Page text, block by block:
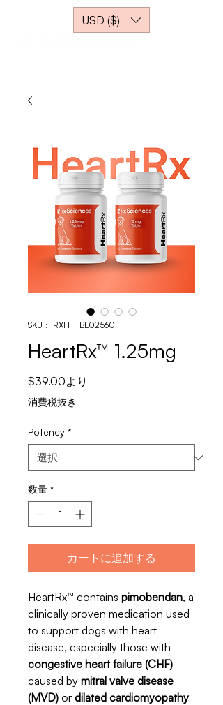
USD ($)
SKU： RXHTTBL02560
HeartRx™ 1.25mg
$39.00より
格
消費税抜き
Potency *
数量 *
カートに追加する
HeartRx™ contains pimobendan, a
clinically proven medication used
to support dogs with heart
disease, especially those with
congestive heart failure (CHF)
caused by mitral valve disease
(MVD) or dilated cardiomyopathy